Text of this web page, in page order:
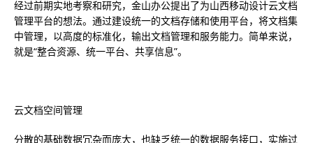
经过前期实地考察和研究，金山办公提出了为山西移动设计云文档
管理平台的想法。通过建设统一的文档存储和使用平台，将文档集
中管理，以高度的标准化，输出文档管理和服务能力。简单来说，
就是“整合资源、统一平台、共享信息”。
云文档空间管理
分散的基础数据冗杂而庞大，也缺乏统一的数据服务接口，实施过